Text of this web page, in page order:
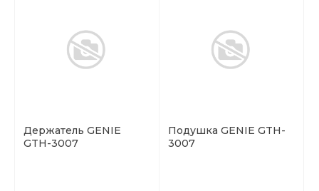
Держатель GENIE
GTH-3007
Подушка GENIE GTH-
3007